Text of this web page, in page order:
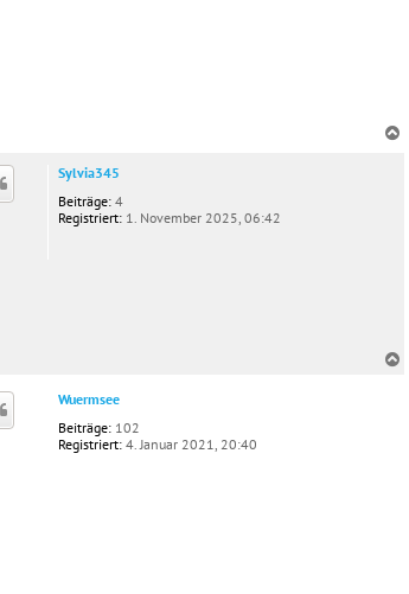
Sylvia345
Beiträge: 4
Registriert: 1. November 2025, 06:42
Wuermsee
Beiträge: 102
Registriert: 4. Januar 2021, 20:40